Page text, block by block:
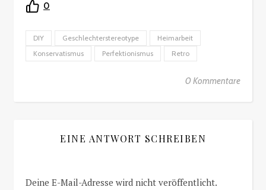
0
DIY Geschlechterstereotype
Heimarbeit
Konservatismus
Perfektionismus Retro
0 Kommentare
EINE ANTWORT SCHREIBEN
Deine E-Mail-Adresse wird nicht veröffentlicht.